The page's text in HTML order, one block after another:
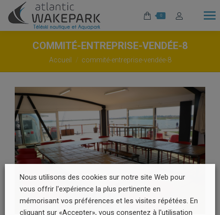
0
COMMITÉ-ENTREPRISE-VENDÉE-8
Vous êtes ici :
Accueil commité-entreprise-vendée-8
Nous utilisons des cookies sur notre site Web pour
vous offrir l'expérience la plus pertinente en
mémorisant vos préférences et les visites répétées. En
cliquant sur «Accepter», vous consentez à l'utilisation